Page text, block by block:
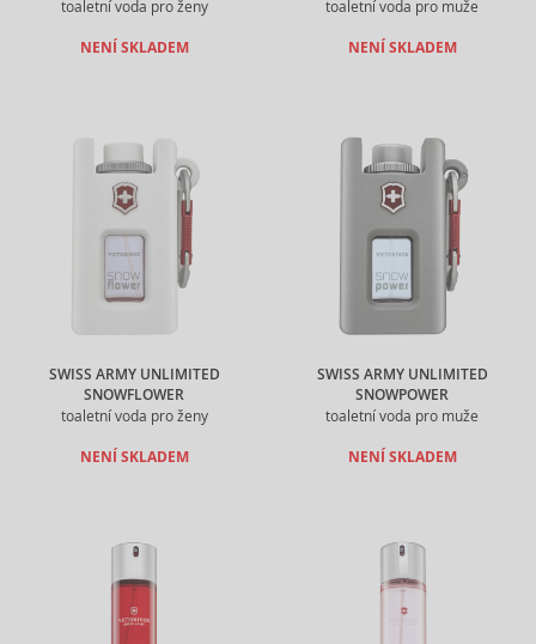
toaletní voda pro ženy
NENÍ SKLADEM
toaletní voda pro muže
NENÍ SKLADEM
SWISS ARMY UNLIMITED
SNOWFLOWER
toaletní voda pro ženy
NENÍ SKLADEM
SWISS ARMY UNLIMITED
SNOWPOWER
toaletní voda pro muže
NENÍ SKLADEM